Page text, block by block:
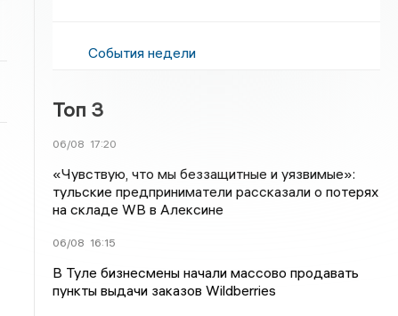
События недели
Топ 3
06/08 17:20
«Чувствую, что мы беззащитные и уязвимые»:
тульские предприниматели рассказали о потерях
на складе WB в Алексине
06/08 16:15
В Туле бизнесмены начали массово продавать
пункты выдачи заказов Wildberries